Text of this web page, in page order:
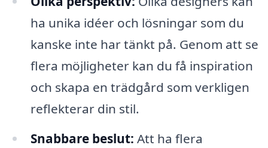
ha unika idéer och lösningar som du
kanske inte har tänkt på. Genom att se
flera möjligheter kan du få inspiration
och skapa en trädgård som verkligen
reflekterar din stil.
Snabbare beslut: Att ha flera